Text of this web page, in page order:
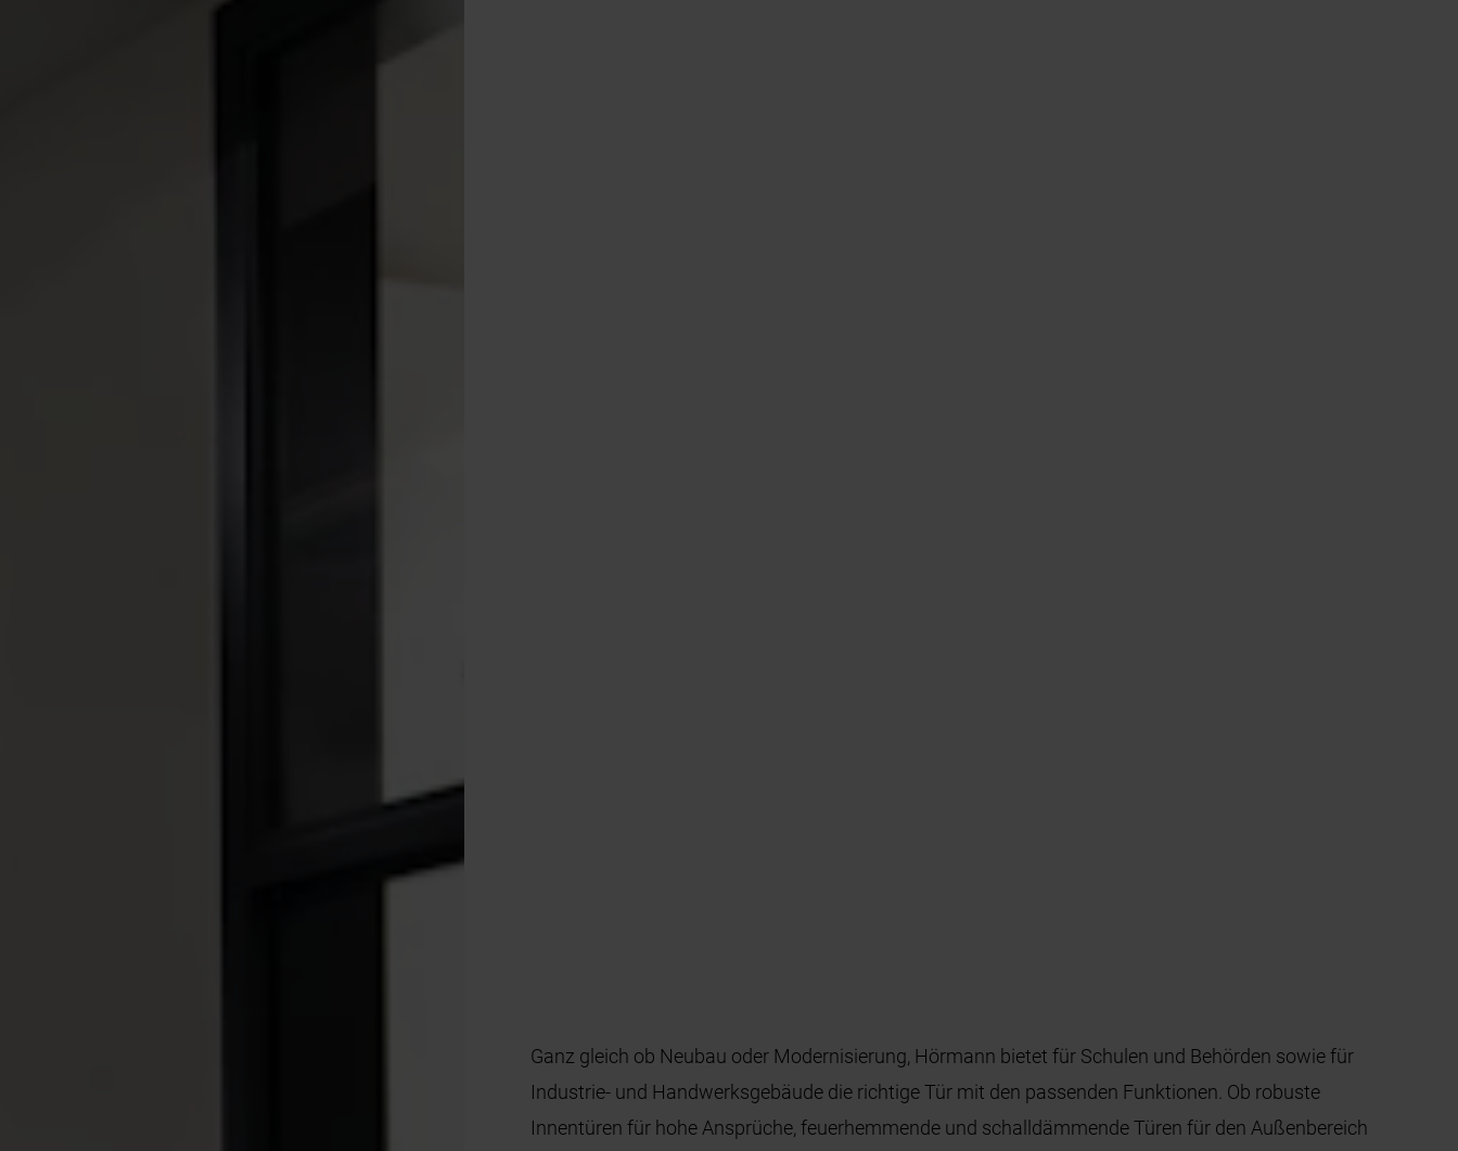
Ganz gleich ob Neubau oder Modernisierung, Hörmann bietet für Schulen und Behörden sowie für
Industrie- und Handwerksgebäude die richtige Tür mit den passenden Funktionen. Ob robuste
Innentüren für hohe Ansprüche, feuerhemmende und schalldämmende Türen für den Außenbereich